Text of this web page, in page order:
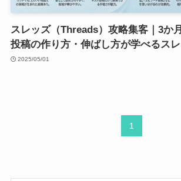
スレッズ（Threads）攻略集客｜3か
投稿の作り方・伸ばし方が学べるス
2025/05/01
1